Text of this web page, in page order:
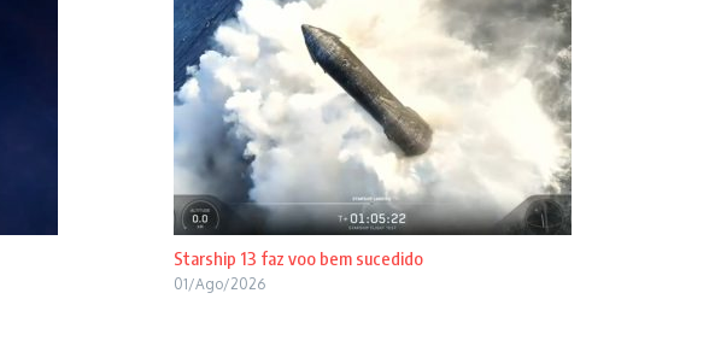
Starship 13 faz voo bem sucedido
01/Ago/2026